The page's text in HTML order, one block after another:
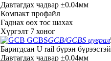
Давтагдах чадвар ±0.04мм
Компакт профайл
Гаднах өөх тос шахах
Хүргэлт 7 хоног
GCB/GCBS цуврал
Баригдсан U rail бүрэн бүрээстэй
Давтагдах чадвар ±0.04мм